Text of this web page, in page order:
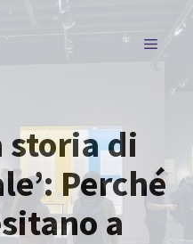
MENU
storia di
Perché
a